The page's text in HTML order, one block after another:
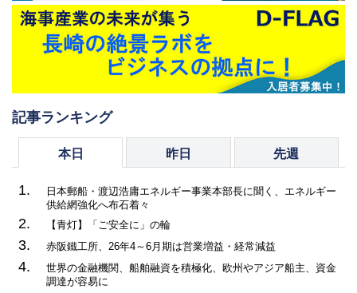
記事ランキング
本日 昨日 先週
1.
日本郵船・渡辺浩庸エネルギー事業本部長に聞く、エネルギー
供給網強化へ布石着々
2. 【青灯】「ご安全に」の輪
3. 赤阪鐵工所、26年4～6月期は営業増益・経常減益
4.
世界の金融機関、船舶融資を積極化、欧州やアジア船主、資金
調達が容易に